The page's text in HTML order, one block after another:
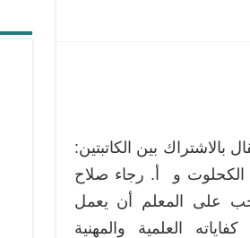
بالاشتراك بين الكاتبتين:
و أ. رجاء صلاح
على المعلم أن يعمل
العلمية والمهنية